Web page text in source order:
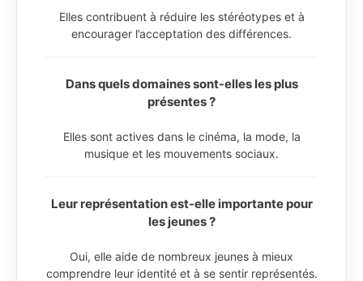
Elles contribuent à réduire les stéréotypes et à
encourager l’acceptation des différences.
Dans quels domaines sont-elles les plus
présentes ?
Elles sont actives dans le cinéma, la mode, la
musique et les mouvements sociaux.
Leur représentation est-elle importante pour
les jeunes ?
Oui, elle aide de nombreux jeunes à mieux
comprendre leur identité et à se sentir représentés.